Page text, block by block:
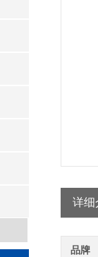
详细
品牌